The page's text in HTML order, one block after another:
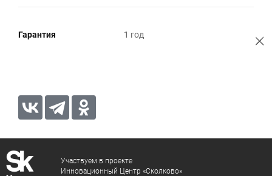
Гарантия 1 год
Участвуем в проекте
Инновационный Центр «Сколково»